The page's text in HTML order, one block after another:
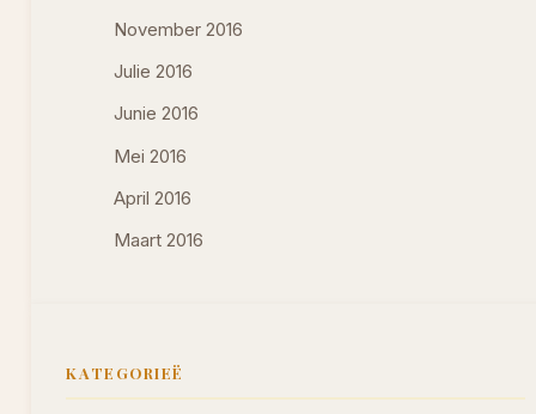
November 2016
Julie 2016
Junie 2016
Mei 2016
April 2016
Maart 2016
KATEGORIEË